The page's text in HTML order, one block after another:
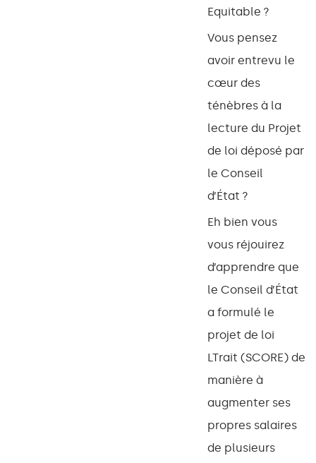
Equitable ?
Vous pensez
avoir entrevu le
cœur des
ténèbres à la
lecture du Projet
de loi déposé par
le Conseil
d’État ?
Eh bien vous
vous réjouirez
d’apprendre que
le Conseil d’État
a formulé le
projet de loi
LTrait (SCORE) de
manière à
augmenter ses
propres salaires
de plusieurs